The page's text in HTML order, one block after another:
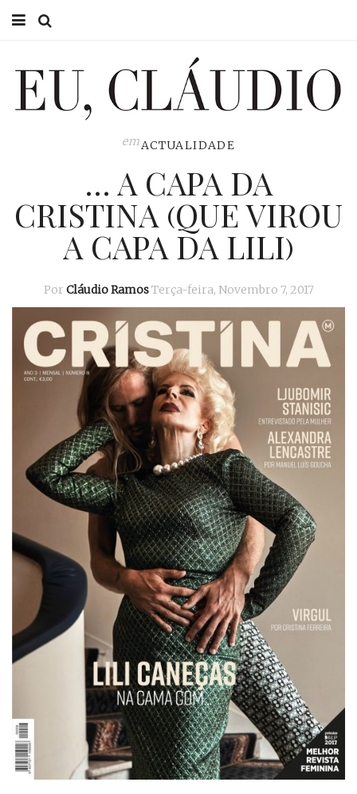
EU CLÁUDIO
EU, PAI
ACTUALIDADE
emACTUALIDADE
… A CAPA DA
CRISTINA (QUE VIROU
A CAPA DA LILI)
Por Cláudio RamosTerça-feira, Novembro 7, 2017